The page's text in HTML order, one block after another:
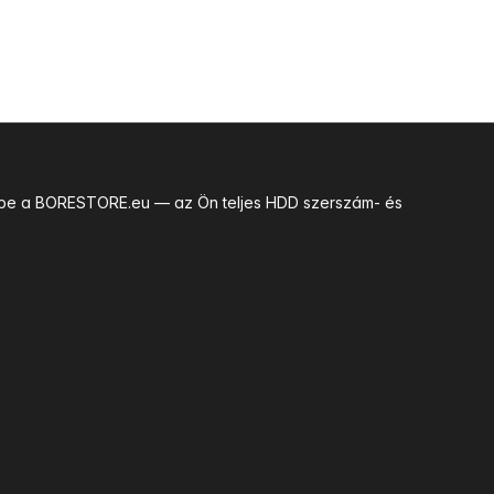
BORESTORE.eu — az Ön teljes HDD szerszám- és